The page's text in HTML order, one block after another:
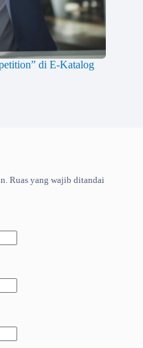
di E-Katalog
Ruas yang wajib ditandai